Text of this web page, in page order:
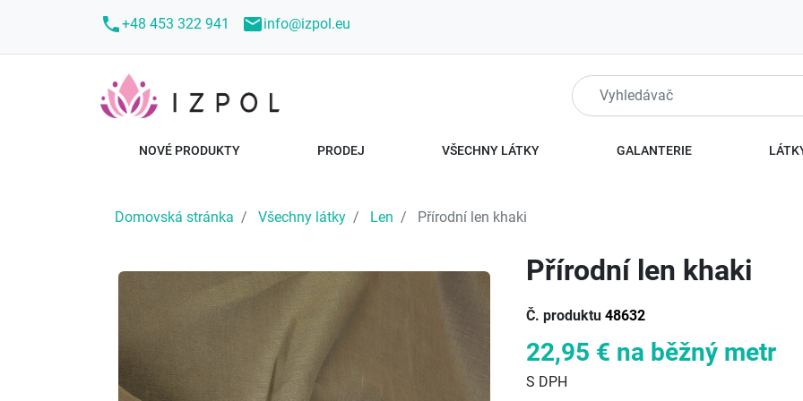
call+48 453 322 941 mailinfo@izpol.eu
NOVÉ PRODUKTY PRODEJ VŠECHNY LÁTKY GALANTERIE
Domovská stránka Všechny látky Len Přírodní len khaki
Přírodní len khaki
Č. produktu 48632
22,95 € na běžný metr
S DPH